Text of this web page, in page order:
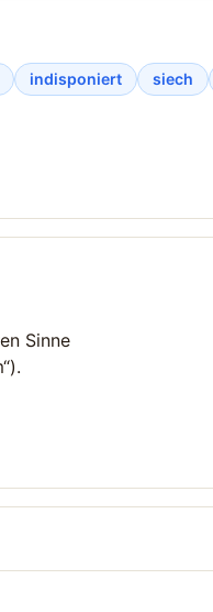
indisponiert siech
Sinne